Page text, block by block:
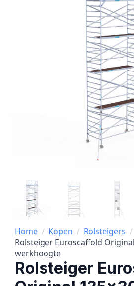
Home Kopen Rolsteigers
Rolsteiger Euroscaffold
werkhoogte
Rolsteiger